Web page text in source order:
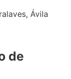
Ávila
de